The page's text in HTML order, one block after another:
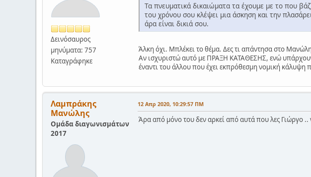
Δεινόσαυρος
μηνύματα: 757
Καταγράφηκε
Τα πνευματικά δικαιώματα τα έχουμε με το που
του χρόνου σου κλέψει μια άσκηση και την
άρα είναι δικιά σου.
Άλκη όχι. Μπλέκει το θέμα. Δες τι απάντησα στο
Αν ισχυριστώ αυτό με ΠΡΑΞΗ ΚΑΤΑΘΕΣΗΣ, ενώ
έναντι του άλλου που έχει εκπρόθεσμη νομική
Λαμπράκης
Μανώλης
Ομάδα διαγωνισμάτων
2017
12 Απρ 2020, 10:29:57 ΠΜ
Άρα από μόνο του δεν αρκεί από αυτά που λες Γιώργο ..